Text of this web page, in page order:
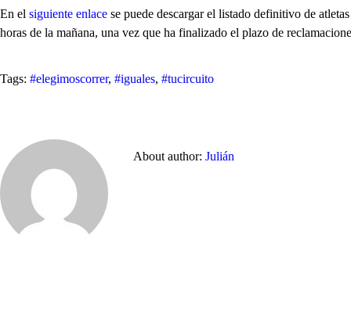
En el siguiente enlace se puede descargar el listado definitivo de
horas de la mañana, una vez que ha finalizado el plazo de
Tags: #elegimoscorrer, #iguales, #tucircuito
About author: Julián